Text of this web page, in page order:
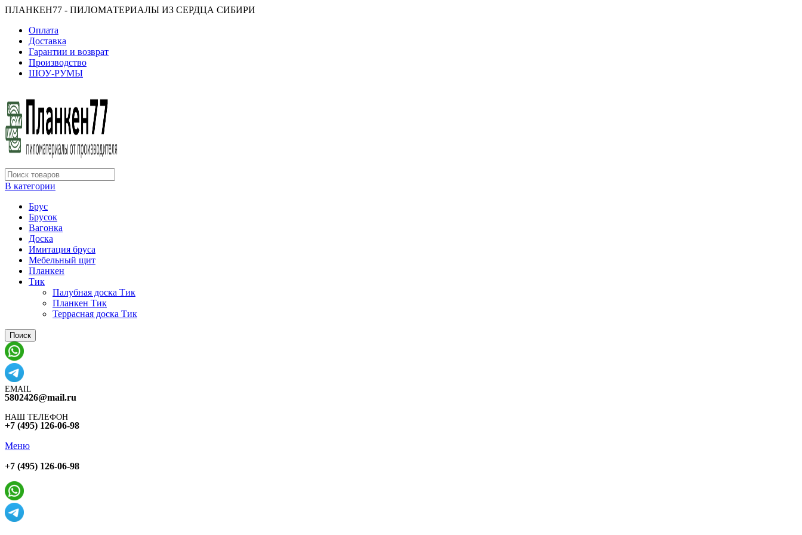
ПЛАНКЕН77 - ПИЛОМАТЕРИАЛЫ ИЗ СЕРДЦА СИБИРИ
Оплата
Доставка
Гарантии и возврат
Производство
ШОУ-РУМЫ
В категории
Брус
Брусок
Вагонка
Доска
Имитация бруса
Мебельный щит
Планкен
Тик
Палубная доска Тик
Планкен Тик
Террасная доска Тик
Поиск
EMAIL
5802426@mail.ru
НАШ ТЕЛЕФОН
+7 (495) 126-06-98
Меню
+7 (495) 126-06-98